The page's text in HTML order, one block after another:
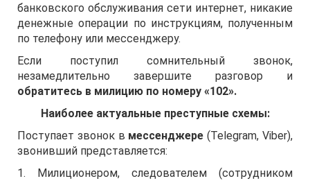
банковского обслуживания сети интернет, никакие
денежные операции по инструкциям, полученным
по телефону или мессенджеру.
Если поступил сомнительный звонок,
незамедлительно завершите разговор и
обратитесь в милицию по номеру «102».
Наиболее актуальные преступные схемы:
Поступает звонок в мессенджере (Telegram, Viber),
звонивший представляется:
1. Милиционером, следователем (сотрудником